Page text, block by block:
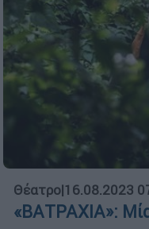
Θέατρο|16.08.2023
«ΒΑΤΡΑΧΙΑ»: